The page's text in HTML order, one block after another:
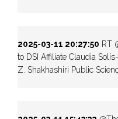
2025-03-11 20:27:50 RT
to DSI Affiliate Claudia
Z. Shakhashiri Public